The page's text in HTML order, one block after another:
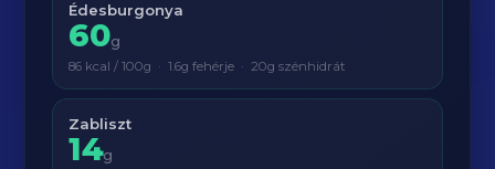
Édesburgonya
60g
86 kcal / 100g · 1.6g fehérje · 20g szénhidrát
Zabliszt
14g